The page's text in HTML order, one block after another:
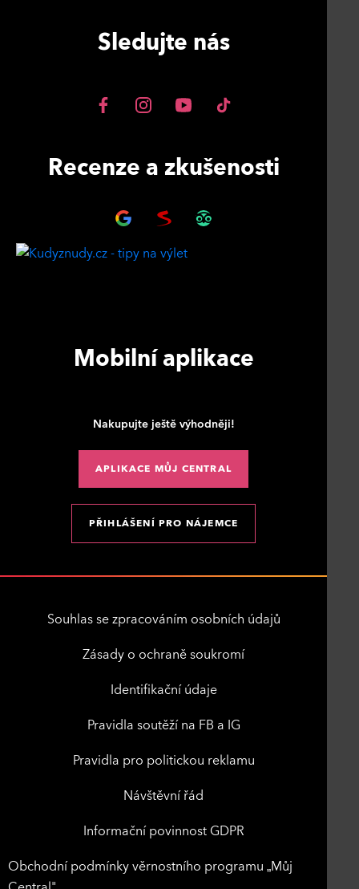
Sledujte nás
Recenze a zkušenosti
Mobilní aplikace
Nakupujte ještě výhodněji!
APLIKACE MŮJ CENTRAL
PŘIHLÁŠENÍ PRO NÁJEMCE
Souhlas se zpracováním osobních údajů
Zásady o ochraně soukromí
Identifikační údaje
Pravidla soutěží na FB a IG
Pravidla pro politickou reklamu
Návštěvní řád
Informační povinnost GDPR
Obchodní podmínky věrnostního programu „Můj